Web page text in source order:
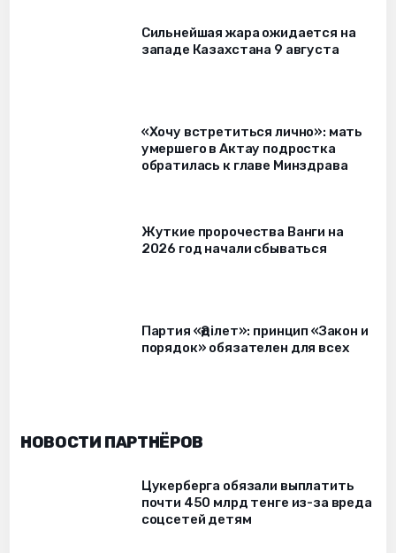
Сильнейшая жара ожидается на
западе Казахстана 9 августа
«Хочу встретиться лично»: мать
умершего в Актау подростка
обратилась к главе Минздрава
Жуткие пророчества Ванги на
2026 год начали сбываться
Партия «Әділет»: принцип «Закон и
порядок» обязателен для всех
НОВОСТИ ПАРТНЁРОВ
Цукерберга обязали выплатить
почти 450 млрд тенге из-за вреда
соцсетей детям